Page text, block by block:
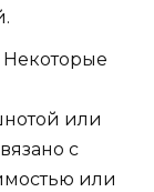
Некоторые
или
с
или